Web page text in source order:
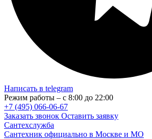
Написать в telegram
Режим работы – с 8:00 до 22:00
+7 (495) 066-06-67
Заказать звонок Оставить заявку
Сантехслужба
Сантехник официально в Москве и МО